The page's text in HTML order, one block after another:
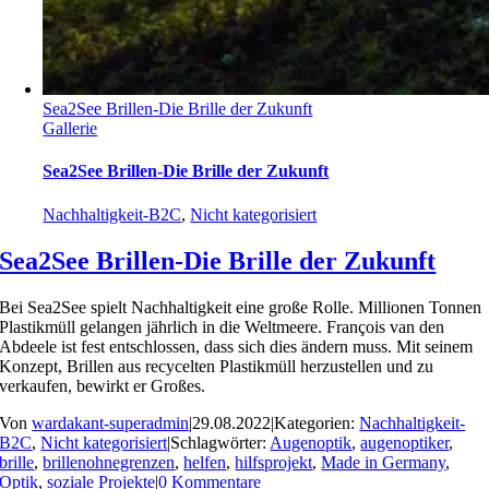
Sea2See Brillen-Die Brille der Zukunft
Gallerie
Sea2See Brillen-Die Brille der Zukunft
Nachhaltigkeit-B2C,Nicht kategorisiert
Sea2See Brillen-Die Brille der Zukunft
Bei Sea2See spielt Nachhaltigkeit eine große Rolle. Millionen Tonnen
Plastikmüll gelangen jährlich in die Weltmeere. François van den
Abdeele ist fest entschlossen, dass sich dies ändern muss. Mit seinem
Konzept, Brillen aus recycelten Plastikmüll herzustellen und zu
verkaufen, bewirkt er Großes.
Vonwardakant-superadmin|29.08.2022|Kategorien:Nachhaltigkeit-
B2C,Nicht kategorisiert|Schlagwörter: Augenoptik,augenoptiker,
brille,brillenohnegrenzen,helfen,hilfsprojekt,Made in Germany,
Optik,soziale Projekte|0 Kommentare